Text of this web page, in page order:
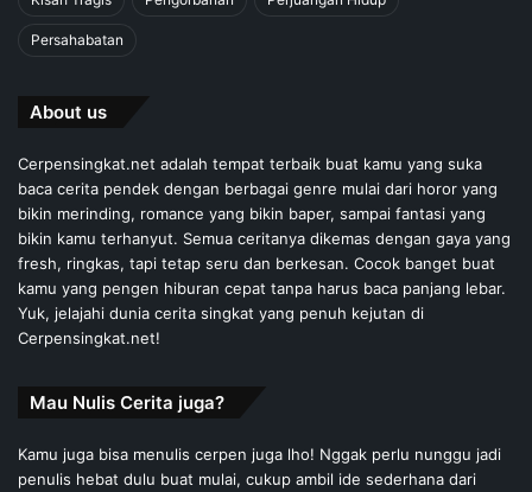
Persahabatan
About us
Cerpensingkat.net adalah tempat terbaik buat kamu yang suka
baca cerita pendek dengan berbagai genre mulai dari horor yang
bikin merinding, romance yang bikin baper, sampai fantasi yang
bikin kamu terhanyut. Semua ceritanya dikemas dengan gaya yang
fresh, ringkas, tapi tetap seru dan berkesan. Cocok banget buat
kamu yang pengen hiburan cepat tanpa harus baca panjang lebar.
Yuk, jelajahi dunia cerita singkat yang penuh kejutan di
Cerpensingkat.net!
Mau Nulis Cerita juga?
Kamu juga bisa menulis cerpen juga lho! Nggak perlu nunggu jadi
penulis hebat dulu buat mulai, cukup ambil ide sederhana dari